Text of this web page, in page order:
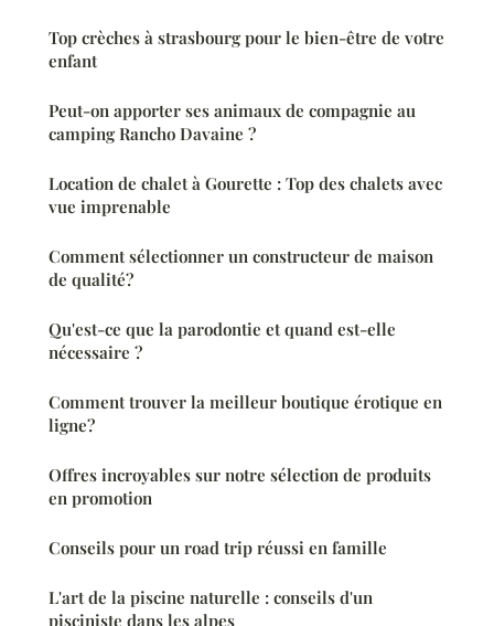
Top crèches à strasbourg pour le bien-être de votre
enfant
Peut-on apporter ses animaux de compagnie au
camping Rancho Davaine ?
Location de chalet à Gourette : Top des chalets avec
vue imprenable
Comment sélectionner un constructeur de maison
de qualité?
Qu'est-ce que la parodontie et quand est-elle
nécessaire ?
Comment trouver la meilleur boutique érotique en
ligne?
Offres incroyables sur notre sélection de produits
en promotion
Conseils pour un road trip réussi en famille
L'art de la piscine naturelle : conseils d'un
pisciniste dans les alpes